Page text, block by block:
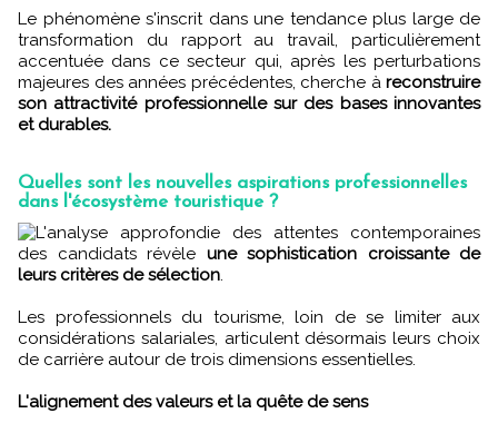
Le phénomène s'inscrit dans une tendance plus large de
transformation du rapport au travail, particulièrement
accentuée dans ce secteur qui, après les perturbations
majeures des années précédentes, cherche à reconstruire
son attractivité professionnelle sur des bases innovantes
et durables.
Quelles sont les nouvelles aspirations professionnelles
dans l'écosystème touristique ?
L'analyse approfondie des attentes contemporaines
des candidats révèle une sophistication croissante de
leurs critères de sélection.
Les professionnels du tourisme, loin de se limiter aux
considérations salariales, articulent désormais leurs choix
de carrière autour de trois dimensions essentielles.
L'alignement des valeurs et la quête de sens